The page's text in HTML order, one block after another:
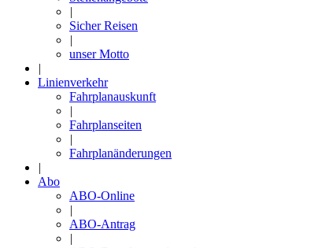
|
Sicher Reisen
|
unser Motto
|
Linienverkehr
Fahrplanauskunft
|
Fahrplanseiten
|
Fahrplanänderungen
|
Abo
ABO-Online
|
ABO-Antrag
|